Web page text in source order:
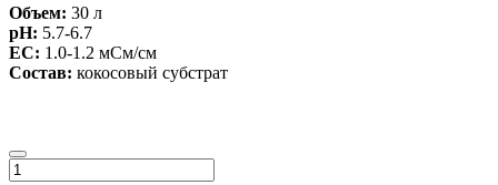
Объем: 30 л
pH: 5.7-6.7
EC: 1.0-1.2 мСм/см
Состав: кокосовый субстрат